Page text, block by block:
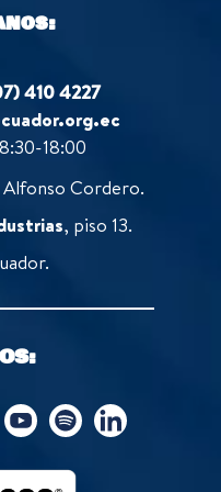
410 4227
18:00
Cordero.
, piso 13.